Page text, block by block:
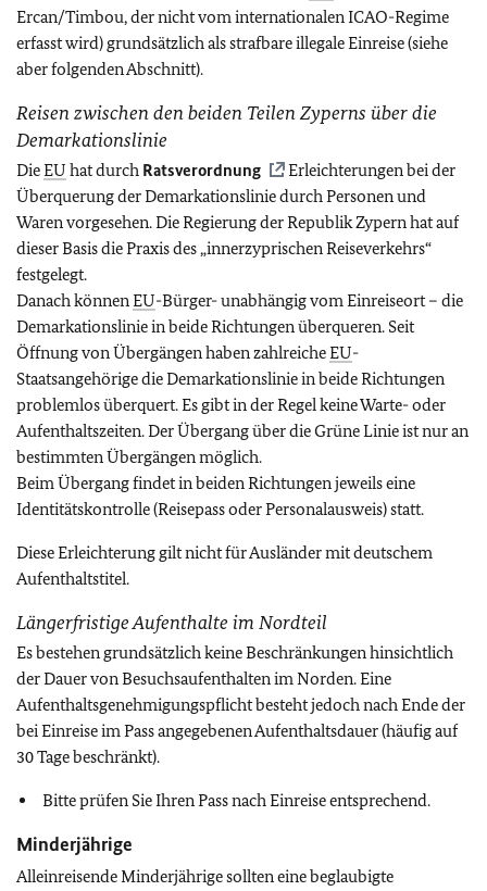
Ercan/Timbou, der nicht vom internationalen ICAO-Regime
erfasst wird) grundsätzlich als strafbare illegale Einreise (siehe
aber folgenden Abschnitt).
Reisen zwischen den beiden Teilen Zyperns über die
Demarkationslinie
DieEU hat durch Ratsverordnung
Erleichterungen bei der
Überquerung der Demarkationslinie durch Personen und
Waren vorgesehen. Die Regierung der Republik Zypern hat auf
dieser Basis die Praxis des „innerzyprischen Reiseverkehrs“
festgelegt.
Danach könnenEU-Bürger- unabhängig vom Einreiseort – die
Demarkationslinie in beide Richtungen überqueren. Seit
Öffnung von Übergängen haben zahlreicheEU-
Staatsangehörige die Demarkationslinie in beide Richtungen
problemlos überquert. Es gibt in der Regel keine Warte- oder
Aufenthaltszeiten. Der Übergang über die Grüne Linie ist nur an
bestimmten Übergängen möglich.
Beim Übergang findet in beiden Richtungen jeweils eine
Identitätskontrolle (Reisepass oder Personalausweis) statt.
Diese Erleichterung gilt nicht für Ausländer mit deutschem
Aufenthaltstitel.
Längerfristige Aufenthalte im Nordteil
Es bestehen grundsätzlich keine Beschränkungen hinsichtlich
der Dauer von Besuchsaufenthalten im Norden. Eine
Aufenthaltsgenehmigungspflicht besteht jedoch nach Ende der
bei Einreise im Pass angegebenen Aufenthaltsdauer (häufig auf
30 Tage beschränkt).
Bitte prüfen Sie Ihren Pass nach Einreise entsprechend.
Minderjährige
Alleinreisende Minderjährige sollten eine beglaubigte